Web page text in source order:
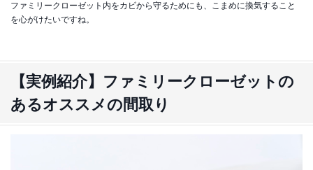
ファミリークローゼット内をカビから守るためにも、こまめに換気すること
を心がけたいですね。
【実例紹介】ファミリークローゼットの
あるオススメの間取り